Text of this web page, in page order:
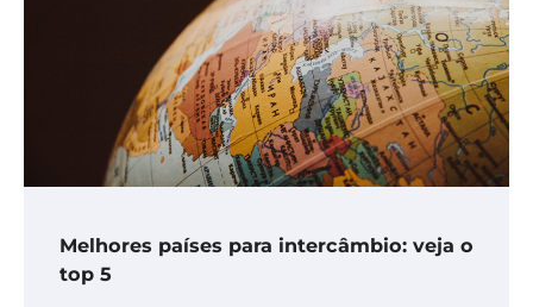
Melhores países para intercâmbio: veja o
top 5